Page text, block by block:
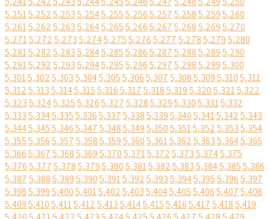
5,2515,2525,2535,2545,2555,2565,2575,2585,2595,260
5,2615,2625,2635,2645,2655,2665,2675,2685,2695,270
5,2715,2725,2735,2745,2755,2765,2775,2785,2795,280
5,2815,2825,2835,2845,2855,2865,2875,2885,2895,290
5,2915,2925,2935,2945,2955,2965,2975,2985,2995,300
5,3015,3025,3035,3045,3055,3065,3075,3085,3095,3105,311
5,3125,3135,3145,3155,3165,3175,3185,3195,3205,3215,322
5,3235,3245,3255,3265,3275,3285,3295,3305,3315,332
5,3335,3345,3355,3365,3375,3385,3395,3405,3415,3425,343
5,3445,3455,3465,3475,3485,3495,3505,3515,3525,3535,354
5,3555,3565,3575,3585,3595,3605,3615,3625,3635,3645,365
5,3665,3675,3685,3695,3705,3715,3725,3735,3745,375
5,3765,3775,3785,3795,3805,3815,3825,3835,3845,3855,386
5,3875,3885,3895,3905,3915,3925,3935,3945,3955,3965,397
5,3985,3995,4005,4015,4025,4035,4045,4055,4065,4075,408
5,4095,4105,4115,4125,4135,4145,4155,4165,4175,4185,419